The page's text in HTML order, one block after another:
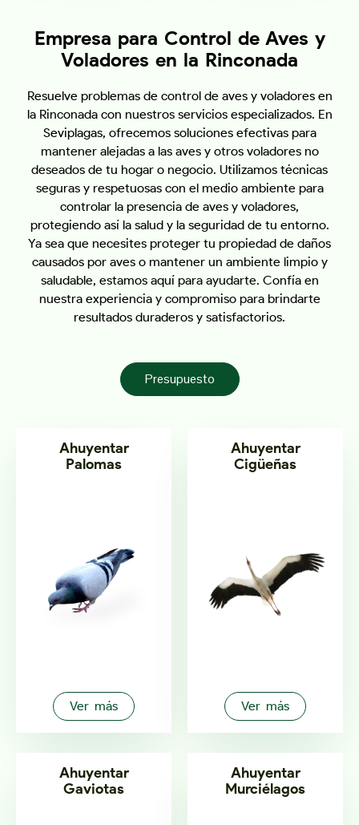
Empresa para Control de Aves y
Voladores en la Rinconada
Resuelve problemas de control de aves y voladores en
la Rinconada con nuestros servicios especializados. En
Seviplagas, ofrecemos soluciones efectivas para
mantener alejadas a las aves y otros voladores no
deseados de tu hogar o negocio. Utilizamos técnicas
seguras y respetuosas con el medio ambiente para
controlar la presencia de aves y voladores,
protegiendo así la salud y la seguridad de tu entorno.
Ya sea que necesites proteger tu propiedad de daños
causados por aves o mantener un ambiente limpio y
saludable, estamos aquí para ayudarte. Confía en
nuestra experiencia y compromiso para brindarte
resultados duraderos y satisfactorios.
Presupuesto
Ahuyentar
Palomas
Ver más
Ahuyentar
Cigüeñas
Ver más
Ahuyentar
Gaviotas
Ahuyentar
Murciélagos